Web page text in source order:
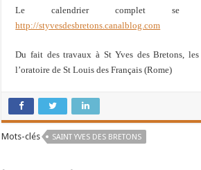
Le calendrier complet
http://styvesdesbretons.canalblog.com
Du fait des travaux à St Yves des Bretons, les
l’oratoire de St Louis des Français (Rome)
Mots-clés SAINT YVES DES BRETONS